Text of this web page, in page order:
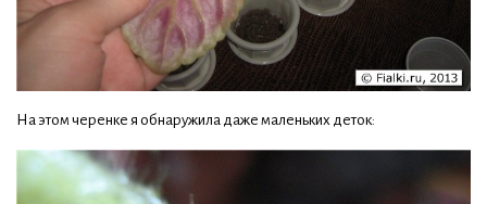
На этом черенке я обнаружила даже маленьких деток: